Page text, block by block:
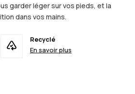
garder léger sur vos pieds, et la
dans vos mains.
Recyclé
En savoir plus